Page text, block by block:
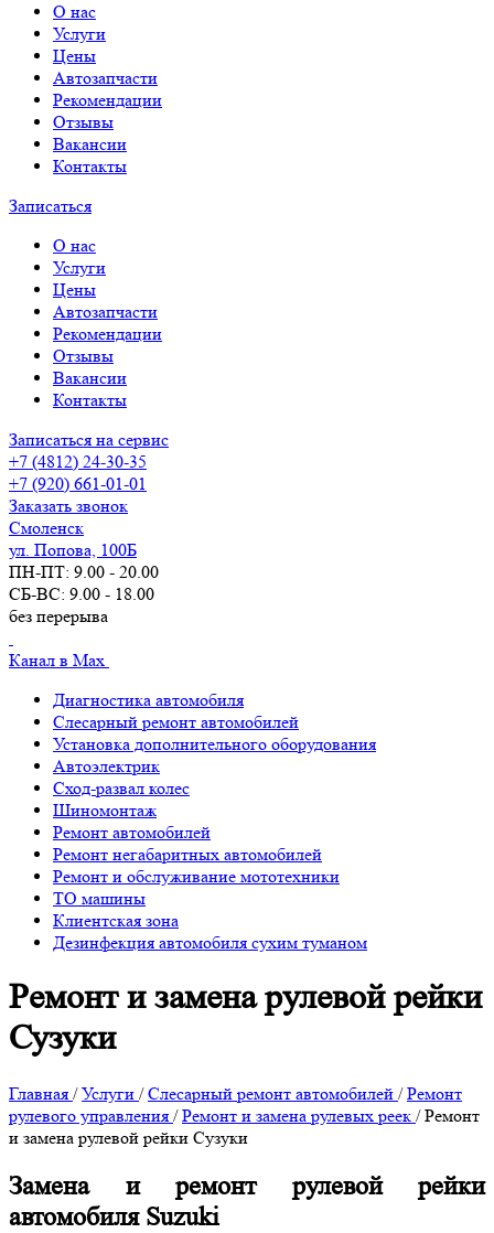
О нас
Услуги
Цены
Автозапчасти
Рекомендации
Отзывы
Вакансии
Контакты
Записаться
О нас
Услуги
Цены
Автозапчасти
Рекомендации
Отзывы
Вакансии
Контакты
Записаться на сервис
+7 (4812) 24-30-35
+7 (920) 661-01-01
Заказать звонок
Смоленск
ул. Попова, 100Б
ПН-ПТ: 9.00 - 20.00
СБ-ВС: 9.00 - 18.00
без перерыва
Канал в Max
Диагностика автомобиля
Слесарный ремонт автомобилей
Установка дополнительного оборудования
Автоэлектрик
Сход-развал колес
Шиномонтаж
Ремонт автомобилей
Ремонт негабаритных автомобилей
Ремонт и обслуживание мототехники
ТО машины
Клиентская зона
Дезинфекция автомобиля сухим туманом
Ремонт и замена рулевой рейки
Сузуки
Главная /Услуги /Слесарный ремонт автомобилей /Ремонт
рулевого управления /Ремонт и замена рулевых реек /Ремонт
и замена рулевой рейки Сузуки
Замена и ремонт рулевой рейки
автомобиля Suzuki